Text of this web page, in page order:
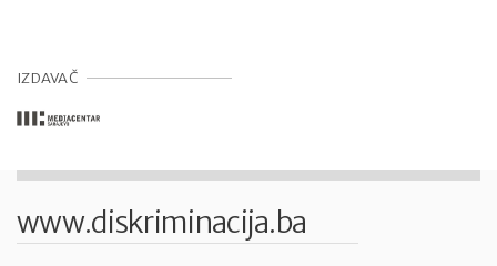
IZDAVAČ
www.diskriminacija.ba